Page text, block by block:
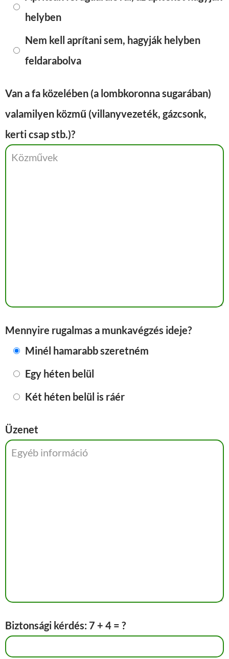
helyben
Nem kell aprítani sem, hagyják helyben
feldarabolva
Van a fa közelében (a lombkoronna sugarában)
valamilyen közmű (villanyvezeték, gázcsonk,
kerti csap stb.)?
Mennyire rugalmas a munkavégzés ideje?
Minél hamarabb szeretném
Egy héten belül
Két héten belül is ráér
Üzenet
Biztonsági kérdés: 7 + 4 = ?